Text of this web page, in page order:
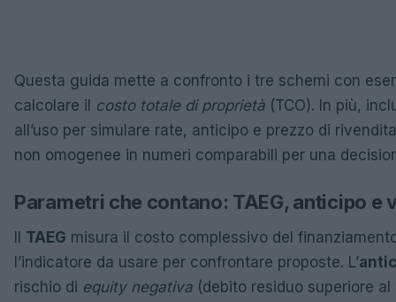
Questa guida mette a confronto i tre schemi con
calcolare il costo totale di proprietà (TCO). In più,
all’uso per simulare rate, anticipo e prezzo di
non omogenee in numeri comparabili per una
Parametri che contano: TAEG, anticipo e
TAEG misura il costo complessivo del
l’indicatore da usare per confrontare proposte. L’
rischio di equity negativa (debito residuo superiore